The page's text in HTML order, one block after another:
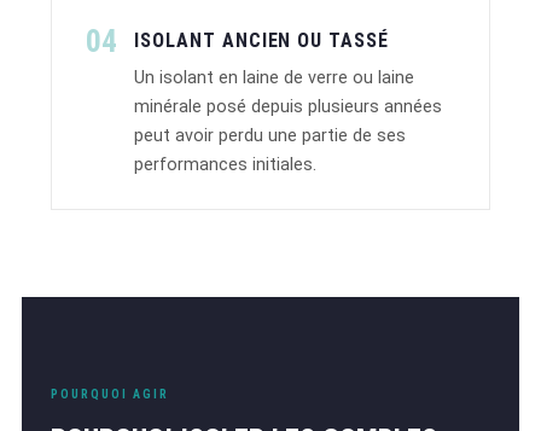
04 ISOLANT ANCIEN OU TASSÉ
Un isolant en laine de verre ou laine
minérale posé depuis plusieurs années
peut avoir perdu une partie de ses
performances initiales.
POURQUOI AGIR